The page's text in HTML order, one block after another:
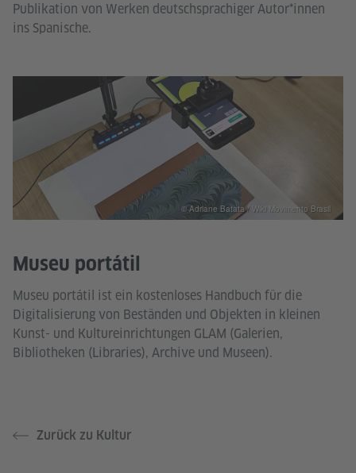
Publikation von Werken deutschsprachiger Autor*innen
ins Spanische.
Museu portátil
Museu portátil ist ein kostenloses Handbuch für die
Digitalisierung von Beständen und Objekten in kleinen
Kunst- und Kultureinrichtungen GLAM (Galerien,
Bibliotheken (Libraries), Archive und Museen).
© Adriane Batata / Wiki Movimento Brasil
Zurück zu Kultur